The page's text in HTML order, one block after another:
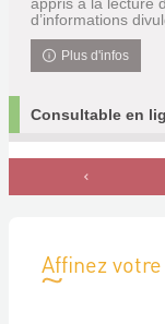
d’informations
Plus d'infos
Consultable en
Affinez